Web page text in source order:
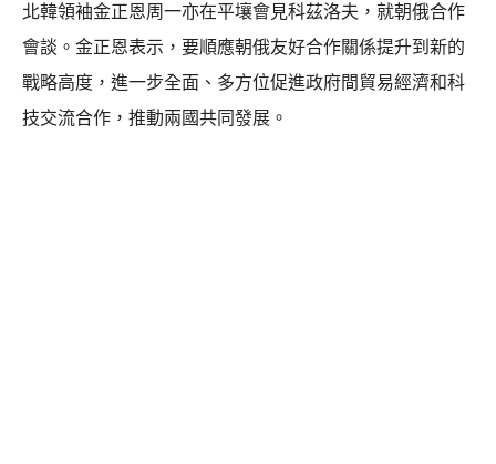
北韓領袖金正恩周一亦在平壤會見科茲洛夫，就朝俄合作
會談。金正恩表示，要順應朝俄友好合作關係提升到新的
戰略高度，進一步全面、多方位促進政府間貿易經濟和科
技交流合作，推動兩國共同發展。